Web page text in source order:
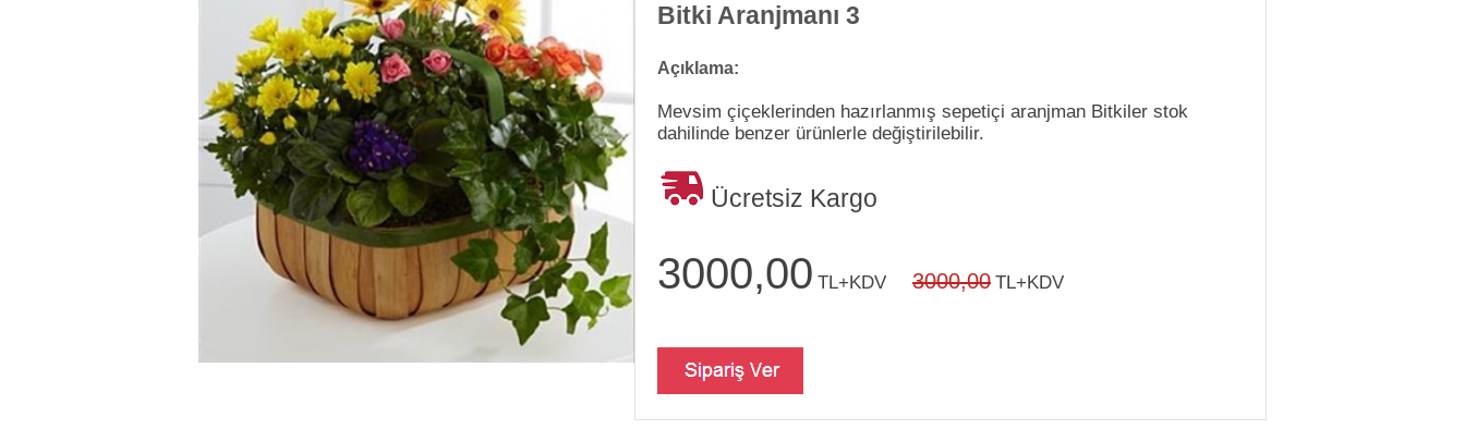
Bitki Aranjmanı 3
Açıklama:
Mevsim çiçeklerinden hazırlanmış sepetiçi aranjman Bitkiler stok
dahilinde benzer ürünlerle değiştirilebilir.
Ücretsiz Kargo
3000,00 TL+KDV 3000,00 TL+KDV